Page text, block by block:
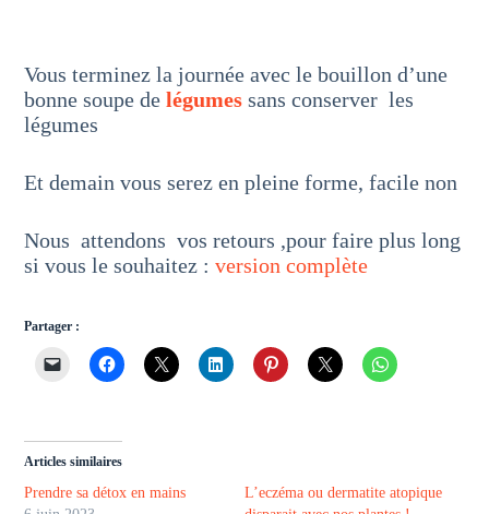
Vous terminez la journée avec le bouillon d’une
bonne soupe delégumes sans conserver les
légumes
Et demain vous serez en pleine forme, facile non
Nous attendons vos retours ,pour faire plus long
si vous le souhaitez :version complète
Partager :
Articles similaires
Prendre sa détox en mains
L’eczéma ou dermatite atopique